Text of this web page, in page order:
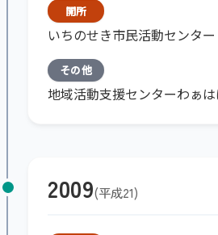
開所
いちのせき市民活動センタ
その他
地域活動支援センターわぁ
2009 平成21